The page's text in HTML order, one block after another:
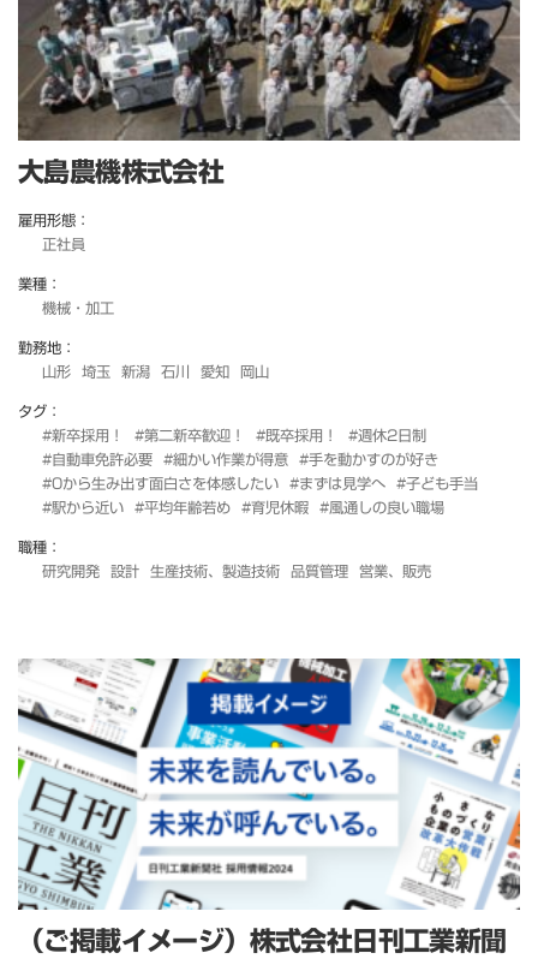
大島農機株式会社
雇用形態：
正社員
業種：
機械・加工
勤務地：
山形
埼玉 新潟 石川 愛知 岡山
タグ：
#新卒採用！
#第二新卒歓迎！ #既卒採用！
#週休2日制
#自動車免許必要
#細かい作業が得意
#手を動かすのが好き
#0から生み出す面白さを体感したい
#まずは見学へ
#子ども手当
#駅から近い
#平均年齢若め #育児休暇 #風通しの良い職場
職種：
研究開発
設計 生産技術、製造技術 品質管理 営業、販売
（ご掲載イメージ）株式会社日刊工業新聞